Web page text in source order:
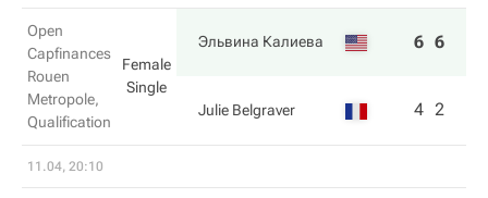
Open
Capfinances
Rouen
Metropole,
Qualification
Female
Single
Эльвина Калиева 6 6
Julie Belgraver 4 2
11.04, 20:10